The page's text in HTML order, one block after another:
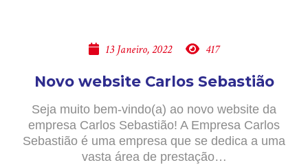
13 Janeiro, 2022 417
Novo website Carlos Sebastião
Seja muito bem-vindo(a) ao novo website da
empresa Carlos Sebastião! A Empresa Carlos
Sebastião é uma empresa que se dedica a uma
vasta área de prestação…